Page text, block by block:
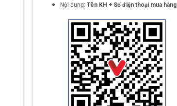
Nội dung: Tên KH + Số điện thoại mua hàng